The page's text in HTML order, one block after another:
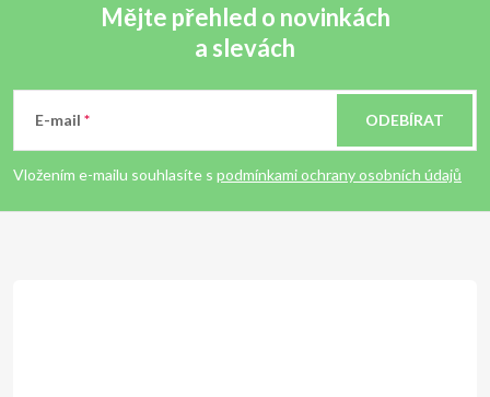
p
Mějte přehled o novinkách
a slevách
E-mail
Vložením e-mailu souhlasíte s podmínkami ochrany osobních údajů
ODEBÍRAT